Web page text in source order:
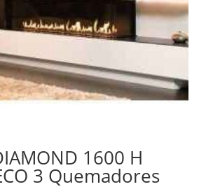
1600 H
3 Quemadores